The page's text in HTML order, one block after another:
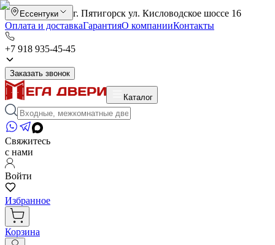
Ессентуки
г. Пятигорск ул. Кисловодское шоссе 16
Оплата и доставкаГарантияО компанииКонтакты
+7 918 935-45-45
Заказать звонок
Каталог
Свяжитесь
с нами
Войти
Избранное
Корзина